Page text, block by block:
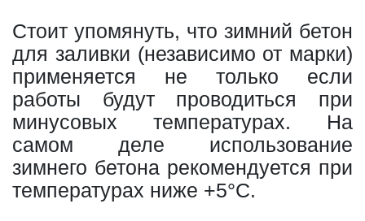
Стоит упомянуть, что зимний бетон
для заливки (независимо от марки)
применяется не только если
работы будут проводиться при
минусовых температурах. На
самом деле использование
зимнего бетона рекомендуется при
температурах ниже +5°С.